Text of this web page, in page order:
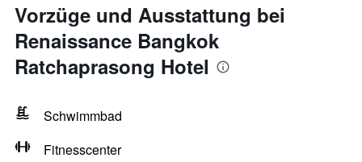
Vorzüge und Ausstattung bei
Renaissance Bangkok
Ratchaprasong Hotel
Schwimmbad
Fitnesscenter